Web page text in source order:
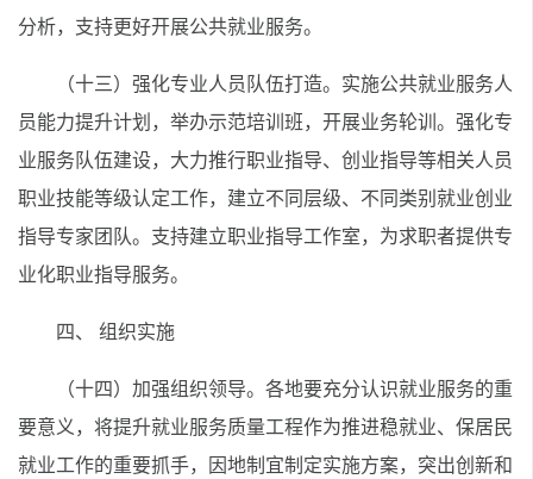
分析，支持更好开展公共就业服务。
（十三）强化专业人员队伍打造。实施公共就业服务人
员能力提升计划，举办示范培训班，开展业务轮训。强化专
业服务队伍建设，大力推行职业指导、创业指导等相关人员
职业技能等级认定工作，建立不同层级、不同类别就业创业
指导专家团队。支持建立职业指导工作室，为求职者提供专
业化职业指导服务。
四、 组织实施
（十四）加强组织领导。各地要充分认识就业服务的重
要意义，将提升就业服务质量工程作为推进稳就业、保居民
就业工作的重要抓手，因地制宜制定实施方案，突出创新和